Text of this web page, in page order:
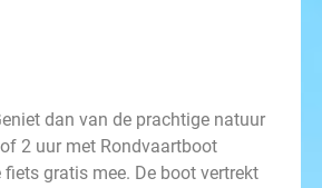
dan van de prachtige natuur
2 uur met Rondvaartboot
gratis mee. De boot vertrekt